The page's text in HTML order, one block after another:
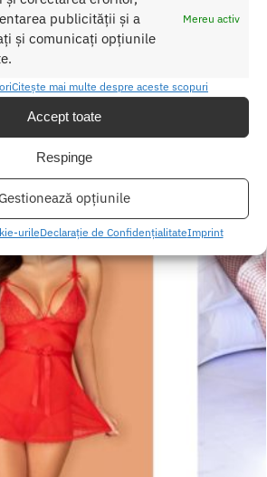
publicității și a
și comunicați opțiunile
Mereu activ
Citește mai multe despre aceste scopuri
Accept toate
Respinge
Gestionează opțiunile
urileDeclarație de ConfidențialitateImprint
5906340739851
LENJERIE FEMEI,Catsuit